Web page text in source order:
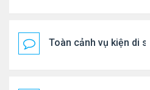
Toàn cảnh vụ kiện di